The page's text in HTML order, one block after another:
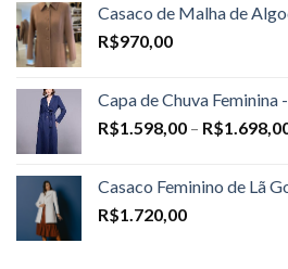
Casaco de Malha de
R$970,00
Capa de Chuva Feminina
R$1.598,00 – R$
Casaco Feminino de Lã
R$1.720,00